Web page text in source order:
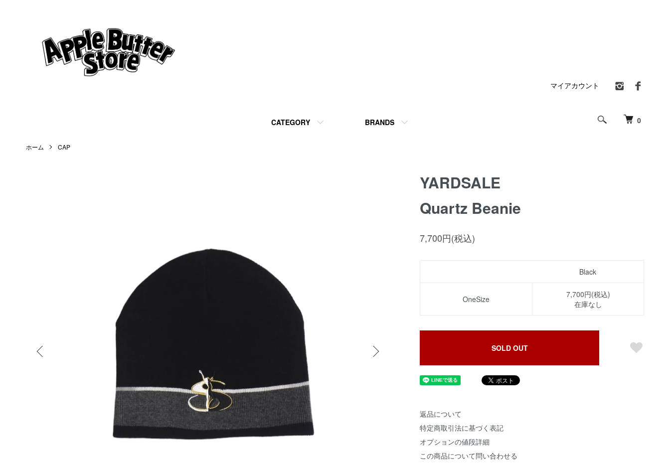
0
CATEGORY BRANDS
マイアカウント
ホーム CAP
YARDSALE
Quartz Beanie
7,700円(税込)
Black
OneSize
7,700円(税込)
在庫なし
SOLD OUT
返品について
特定商取引法に基づく表記
オプションの値段詳細
この商品について問い合わせる